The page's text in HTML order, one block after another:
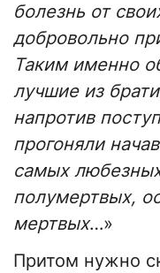
болезнь от
добровольно
Таким именно
лучшие из
напротив
прогоняли
самых
полумертвых,
мертвых…»
Притом нужно